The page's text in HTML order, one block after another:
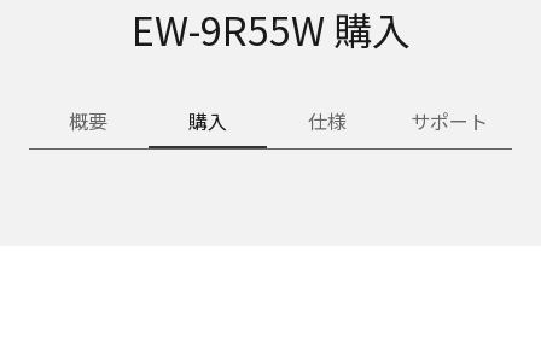
EW-9R55W 購入
概要 購入 仕様 サポート